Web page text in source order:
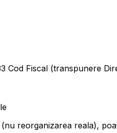
Cod Fiscal (transpunere
reorganizarea reala),